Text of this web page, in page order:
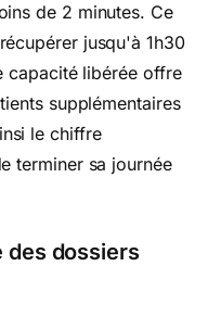
de 2 minutes. Ce
jusqu'à 1h30
capacité libérée offre
supplémentaires
le chiffre
terminer sa journée
des dossiers